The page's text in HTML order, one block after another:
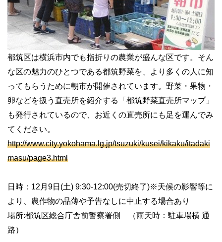
都筑区は横浜市内でも指折りの農業が盛んな区です。そん
な区の魅力のひとつである都筑野菜を、より多くの人に知
ってもらうために朝市が開催されています。野菜・果物・
卵などを扱う直売所を紹介する「都筑野菜直売所マップ」
も発行されているので、お近くの直売所にも足を運んでみ
てください。
http://www.city.yokohama.lg.jp/tsuzuki/kusei/kikaku/itadaki
masu/page3.html
日時：12月9日(土) 9:30-12:00(売切終了)※天候の影響等に
より、農作物の品薄や予告なしに中止する場合あり
場所:都筑区総合庁舎前警察署側 （雨天時：駐車場横 通
路）